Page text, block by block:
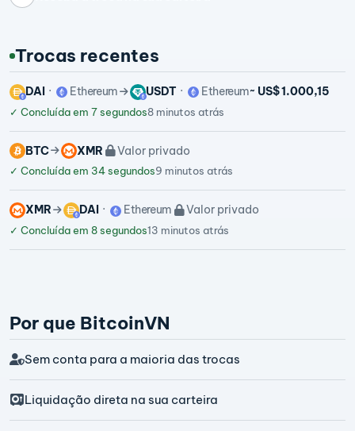
Trocas recentes
DAI Ethereum USDT Ethereum~ US$ 1.000,15
✓ Concluída em 7 segundos8 minutos atrás
BTC XMR Valor privado
✓ Concluída em 34 segundos9 minutos atrás
XMR DAI Ethereum Valor privado
✓ Concluída em 8 segundos13 minutos atrás
Por que BitcoinVN
Sem conta para a maioria das trocas
Liquidação direta na sua carteira